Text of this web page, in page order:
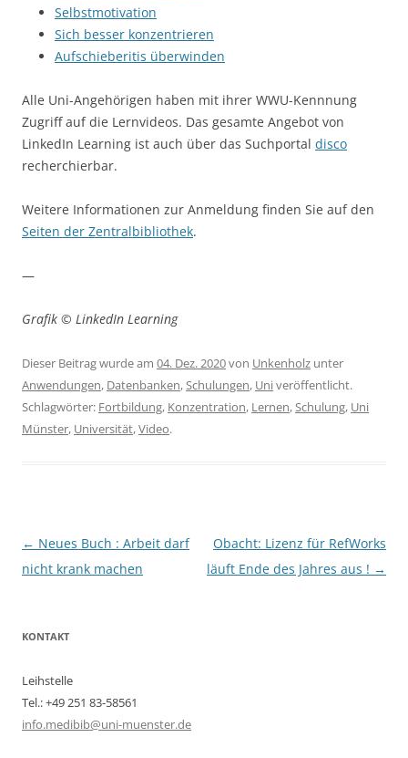
Selbstmotivation
Sich besser konzentrieren
Aufschieberitis überwinden
Alle Uni-Angehörigen haben mit ihrer WWU-Kennnung
Zugriff auf die Lernvideos. Das gesamte Angebot von
LinkedIn Learning ist auch über das Suchportal disco
recherchierbar.
Weitere Informationen zur Anmeldung finden Sie auf den
Seiten der Zentralbibliothek.
—
Grafik © LinkedIn Learning
Dieser Beitrag wurde am 04. Dez. 2020von Unkenholz unter
Anwendungen, Datenbanken,Schulungen, Univeröffentlicht.
Schlagwörter: Fortbildung, Konzentration, Lernen,Schulung, Uni
Münster, Universität,Video.
Beitragsnavigation
← Neues Buch : Arbeit darf
nicht krank machen
Obacht: Lizenz für RefWorks
läuft Ende des Jahres aus ! →
KONTAKT
Leihstelle
Tel.: +49 251 83-58561
info.medibib@uni-muenster.de